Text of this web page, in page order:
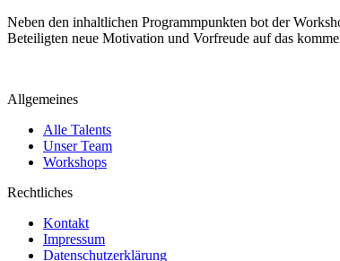
Neben den inhaltlichen Programmpunkten bot der
Beteiligten neue Motivation und Vorfreude auf das
Allgemeines
Alle Talents
Unser Team
Workshops
Rechtliches
Kontakt
Impressum
Datenschutzerklärung